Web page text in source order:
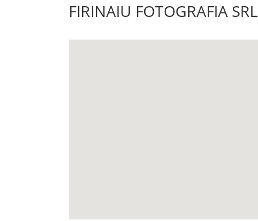
FIRINAIU FOTOGRAFIA SRL